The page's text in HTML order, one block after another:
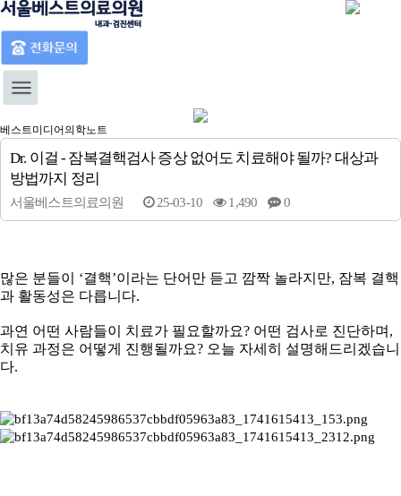
베스트미디어의학노트
Dr. 이걸 - 잠복결핵검사 증상 없어도 치료해야 될까? 대상과
방법까지 정리
서울베스트의료의원 25-03-10 1,490 0
많은 분들이 ‘결핵’이라는 단어만 듣고 깜짝 놀라지만, 잠복 결핵
과 활동성은 다릅니다.
과연 어떤 사람들이 치료가 필요할까요? 어떤 검사로 진단하며,
치유 과정은 어떻게 진행될까요? 오늘 자세히 설명해드리겠습니
다.